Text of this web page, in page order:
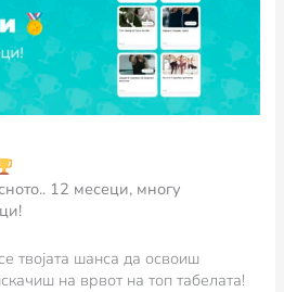
12 месеци, многу
твојата шанса да освоиш
на врвот на топ табелата!